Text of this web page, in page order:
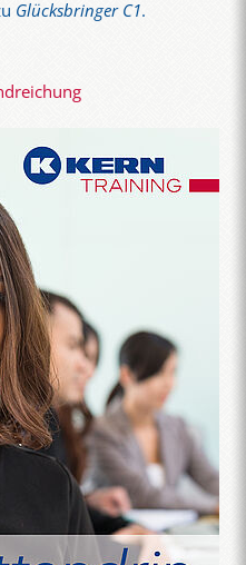
Glücksbringer C1.